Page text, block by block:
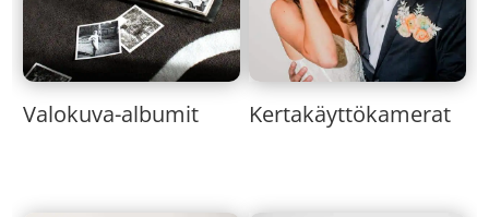
Valokuva-albumit Kertakäyttökamerat